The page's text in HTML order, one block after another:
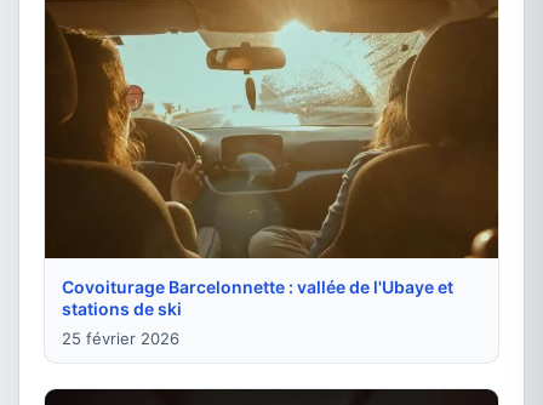
Covoiturage Barcelonnette : vallée de l'Ubaye et
stations de ski
25 février 2026